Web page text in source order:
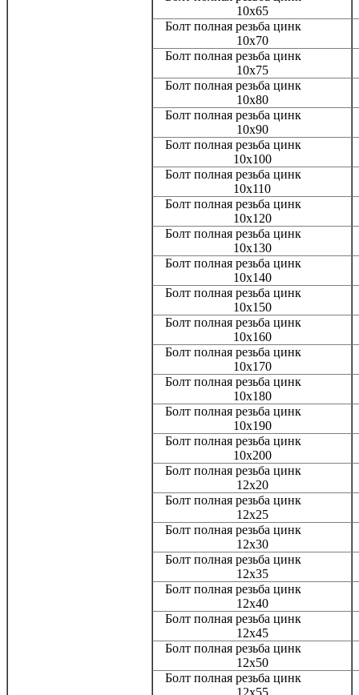
10x65
Болт полная резьба цинк
10x70
Болт полная резьба цинк
10x75
Болт полная резьба цинк
10x80
Болт полная резьба цинк
10x90
Болт полная резьба цинк
10x100
Болт полная резьба цинк
10x110
Болт полная резьба цинк
10x120
Болт полная резьба цинк
10x130
Болт полная резьба цинк
10x140
Болт полная резьба цинк
10x150
Болт полная резьба цинк
10x160
Болт полная резьба цинк
10x170
Болт полная резьба цинк
10x180
Болт полная резьба цинк
10x190
Болт полная резьба цинк
10x200
Болт полная резьба цинк
12x20
Болт полная резьба цинк
12x25
Болт полная резьба цинк
12x30
Болт полная резьба цинк
12x35
Болт полная резьба цинк
12x40
Болт полная резьба цинк
12x45
Болт полная резьба цинк
12x50
Болт полная резьба цинк
12x55